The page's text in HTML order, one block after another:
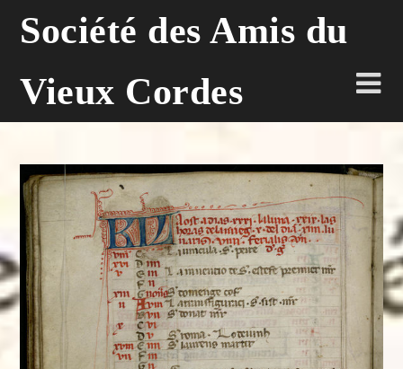
Société des Amis du
Vieux Cordes